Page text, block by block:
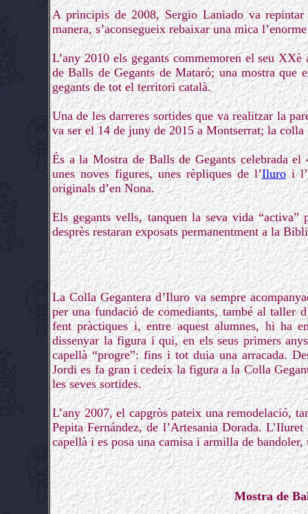
A principis de 2008, Sergio Laniado va repintar
manera, s’aconsegueix rebaixar una mica
L’any 2010 els gegants commemoren el seu
de Balls de Gegants de Mataró; una mostra que
gegants de tot el territori català.
Una de les darreres sortides que va realitzar la
va ser el 14 de juny de 2015 a Montserrat; la
És a la Mostra de Balls de Gegants celebrada
unes noves figures, unes rèpliques de l’Iluroi l’
originals d’en Nona.
Els gegants vells, tanquen la seva vida “activa”
desprès restaran exposats permanentment a la
La Colla Gegantera d’Iluro va sempre
per una fundació de comediants, també al taller
fent pràctiques i, entre aquest alumnes, hi ha
dissenyar la figura i qui, en els seus primers
capellà “progre”: fins i tot duia una arracada.
Jordi es fa gran i cedeix la figura a la Colla
les seves sortides.
L’any 2007, el capgròs pateix una remodelació,
Pepita Fernández, de l’Artesania Dorada.
capellà i es posa una camisa i armilla de
Mostra de